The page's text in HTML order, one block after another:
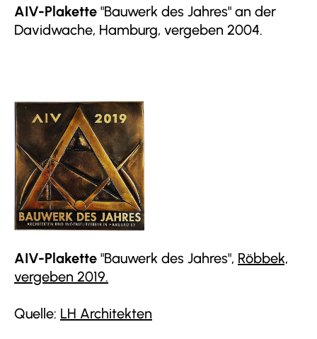
AIV-Plakette "Bauwerk des Jahres" an der
Davidwache, Hamburg, vergeben 2004.
AIV-Plakette "Bauwerk des Jahres", Röbbek,
vergeben 2019.
Quelle: LH Architekten